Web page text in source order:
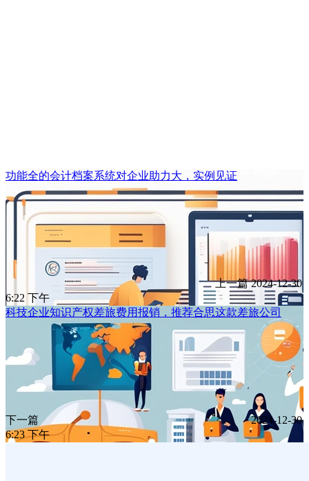
功能全的会计档案系统对企业助力大，实例见证
上一篇 2024-12-30
6:22 下午
科技企业知识产权差旅费用报销，推荐合思这款差旅公司
下一篇
2024-12-30
6:23 下午